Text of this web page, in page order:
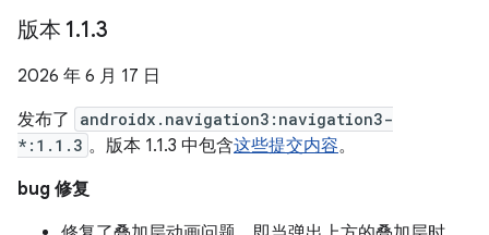
版本 1.1.3
2026 年 6 月 17 日
发布了
androidx.navigation3:navigation3-
*:1.1.3 。版本 1.1.3 中包含这些提交内容。
bug 修复